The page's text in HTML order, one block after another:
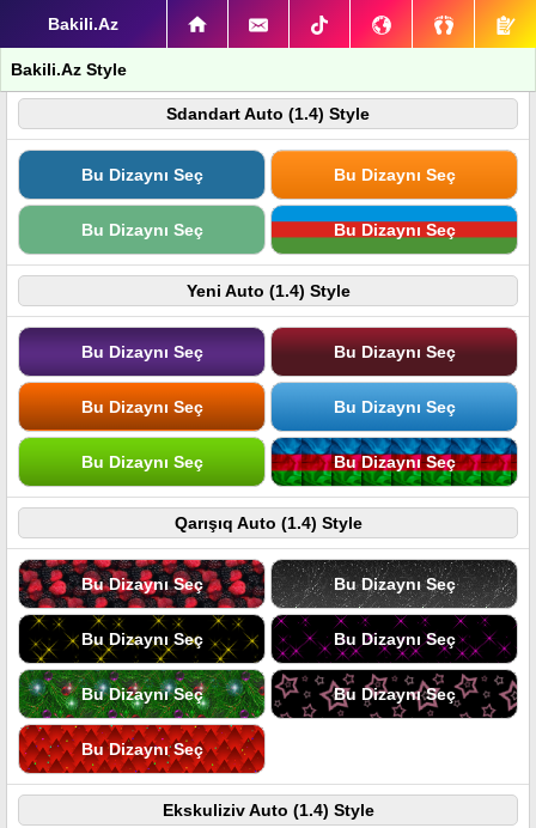
Bakili.Az
Bakili.Az Style
Sdandart Auto (1.4) Style
Bu Dizaynı Seç Bu Dizaynı Seç
Bu Dizaynı Seç Bu Dizaynı Seç
Yeni Auto (1.4) Style
Bu Dizaynı Seç Bu Dizaynı Seç
Bu Dizaynı Seç Bu Dizaynı Seç
Bu Dizaynı Seç Bu Dizaynı Seç
Qarışıq Auto (1.4) Style
Bu Dizaynı Seç Bu Dizaynı Seç
Bu Dizaynı Seç Bu Dizaynı Seç
Bu Dizaynı Seç Bu Dizaynı Seç
Bu Dizaynı Seç
Ekskuliziv Auto (1.4) Style